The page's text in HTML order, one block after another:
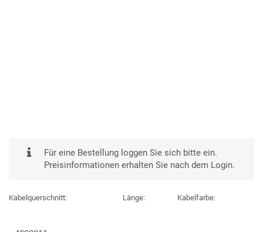
Für eine Bestellung loggen Sie sich bitte ein.
Preisinformationen erhalten Sie nach dem Login.
Kabelquerschnitt: Länge: Kabelfarbe: